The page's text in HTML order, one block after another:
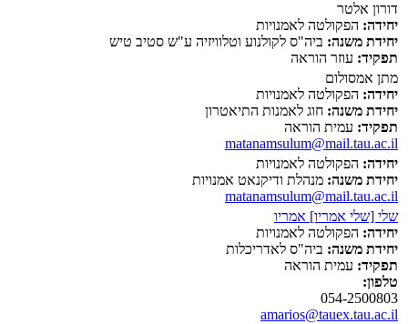
דורון אלטר
יחידה: הפקולטה לאמנויות
יחידת משנה: ביה"ס לקולנוע וטלוויזיה ע"ש סטיב טיש
תפקיד: עוזר הוראה
מתן אמסולום
יחידה: הפקולטה לאמנויות
יחידת משנה: חוג לאמנות התיאטרון
תפקיד: עמית הוראה
matanamsulum@mail.tau.ac.il
יחידה: הפקולטה לאמנויות
יחידת משנה: מנהלת ודיקנאט אמנויות
matanamsulum@mail.tau.ac.il
שלי [שלי אמריו] אמריו
יחידה: הפקולטה לאמנויות
יחידת משנה: ביה"ס לאדריכלות
תפקיד: עמית הוראה
טלפון:
054-2500803
amarios@tauex.tau.ac.il